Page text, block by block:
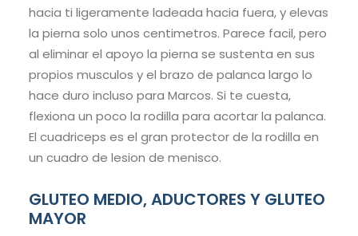
hacia ti ligeramente ladeada hacia fuera, y elevas
la pierna solo unos centimetros. Parece facil, pero
al eliminar el apoyo la pierna se sustenta en sus
propios musculos y el brazo de palanca largo lo
hace duro incluso para Marcos. Si te cuesta,
flexiona un poco la rodilla para acortar la palanca.
El cuadriceps es el gran protector de la rodilla en
un cuadro de lesion de menisco.
GLUTEO MEDIO, ADUCTORES Y GLUTEO
MAYOR